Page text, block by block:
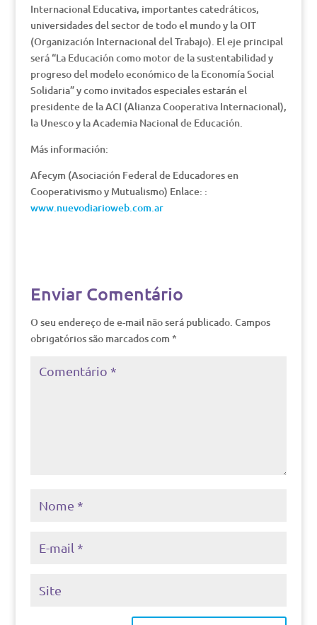
Internacional Educativa, importantes catedráticos,
universidades del sector de todo el mundo y la OIT
(Organización Internacional del Trabajo). El eje principal
será “La Educación como motor de la sustentabilidad y
progreso del modelo económico de la Economía Social
Solidaria” y como invitados especiales estarán el
presidente de la ACI (Alianza Cooperativa Internacional),
la Unesco y la Academia Nacional de Educación.
Más información:
Afecym (Asociación Federal de Educadores en
Cooperativismo y Mutualismo) Enlace: :
www.nuevodiarioweb.com.ar
Enviar Comentário
O seu endereço de e-mail não será publicado. Campos
obrigatórios são marcados com *